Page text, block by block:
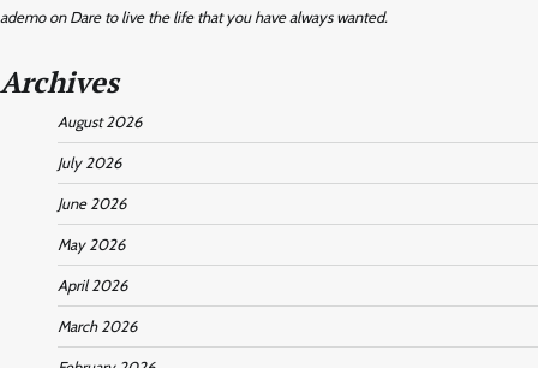
ademoon Dare to live the life that you have always wanted.
Archives
August 2026
July 2026
June 2026
May 2026
April 2026
March 2026